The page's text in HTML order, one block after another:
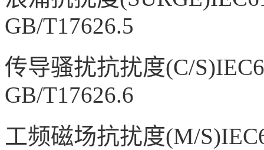
GB/T17626.5
传导骚扰抗扰度(C/
GB/T17626.6
工频磁场抗扰度(M/